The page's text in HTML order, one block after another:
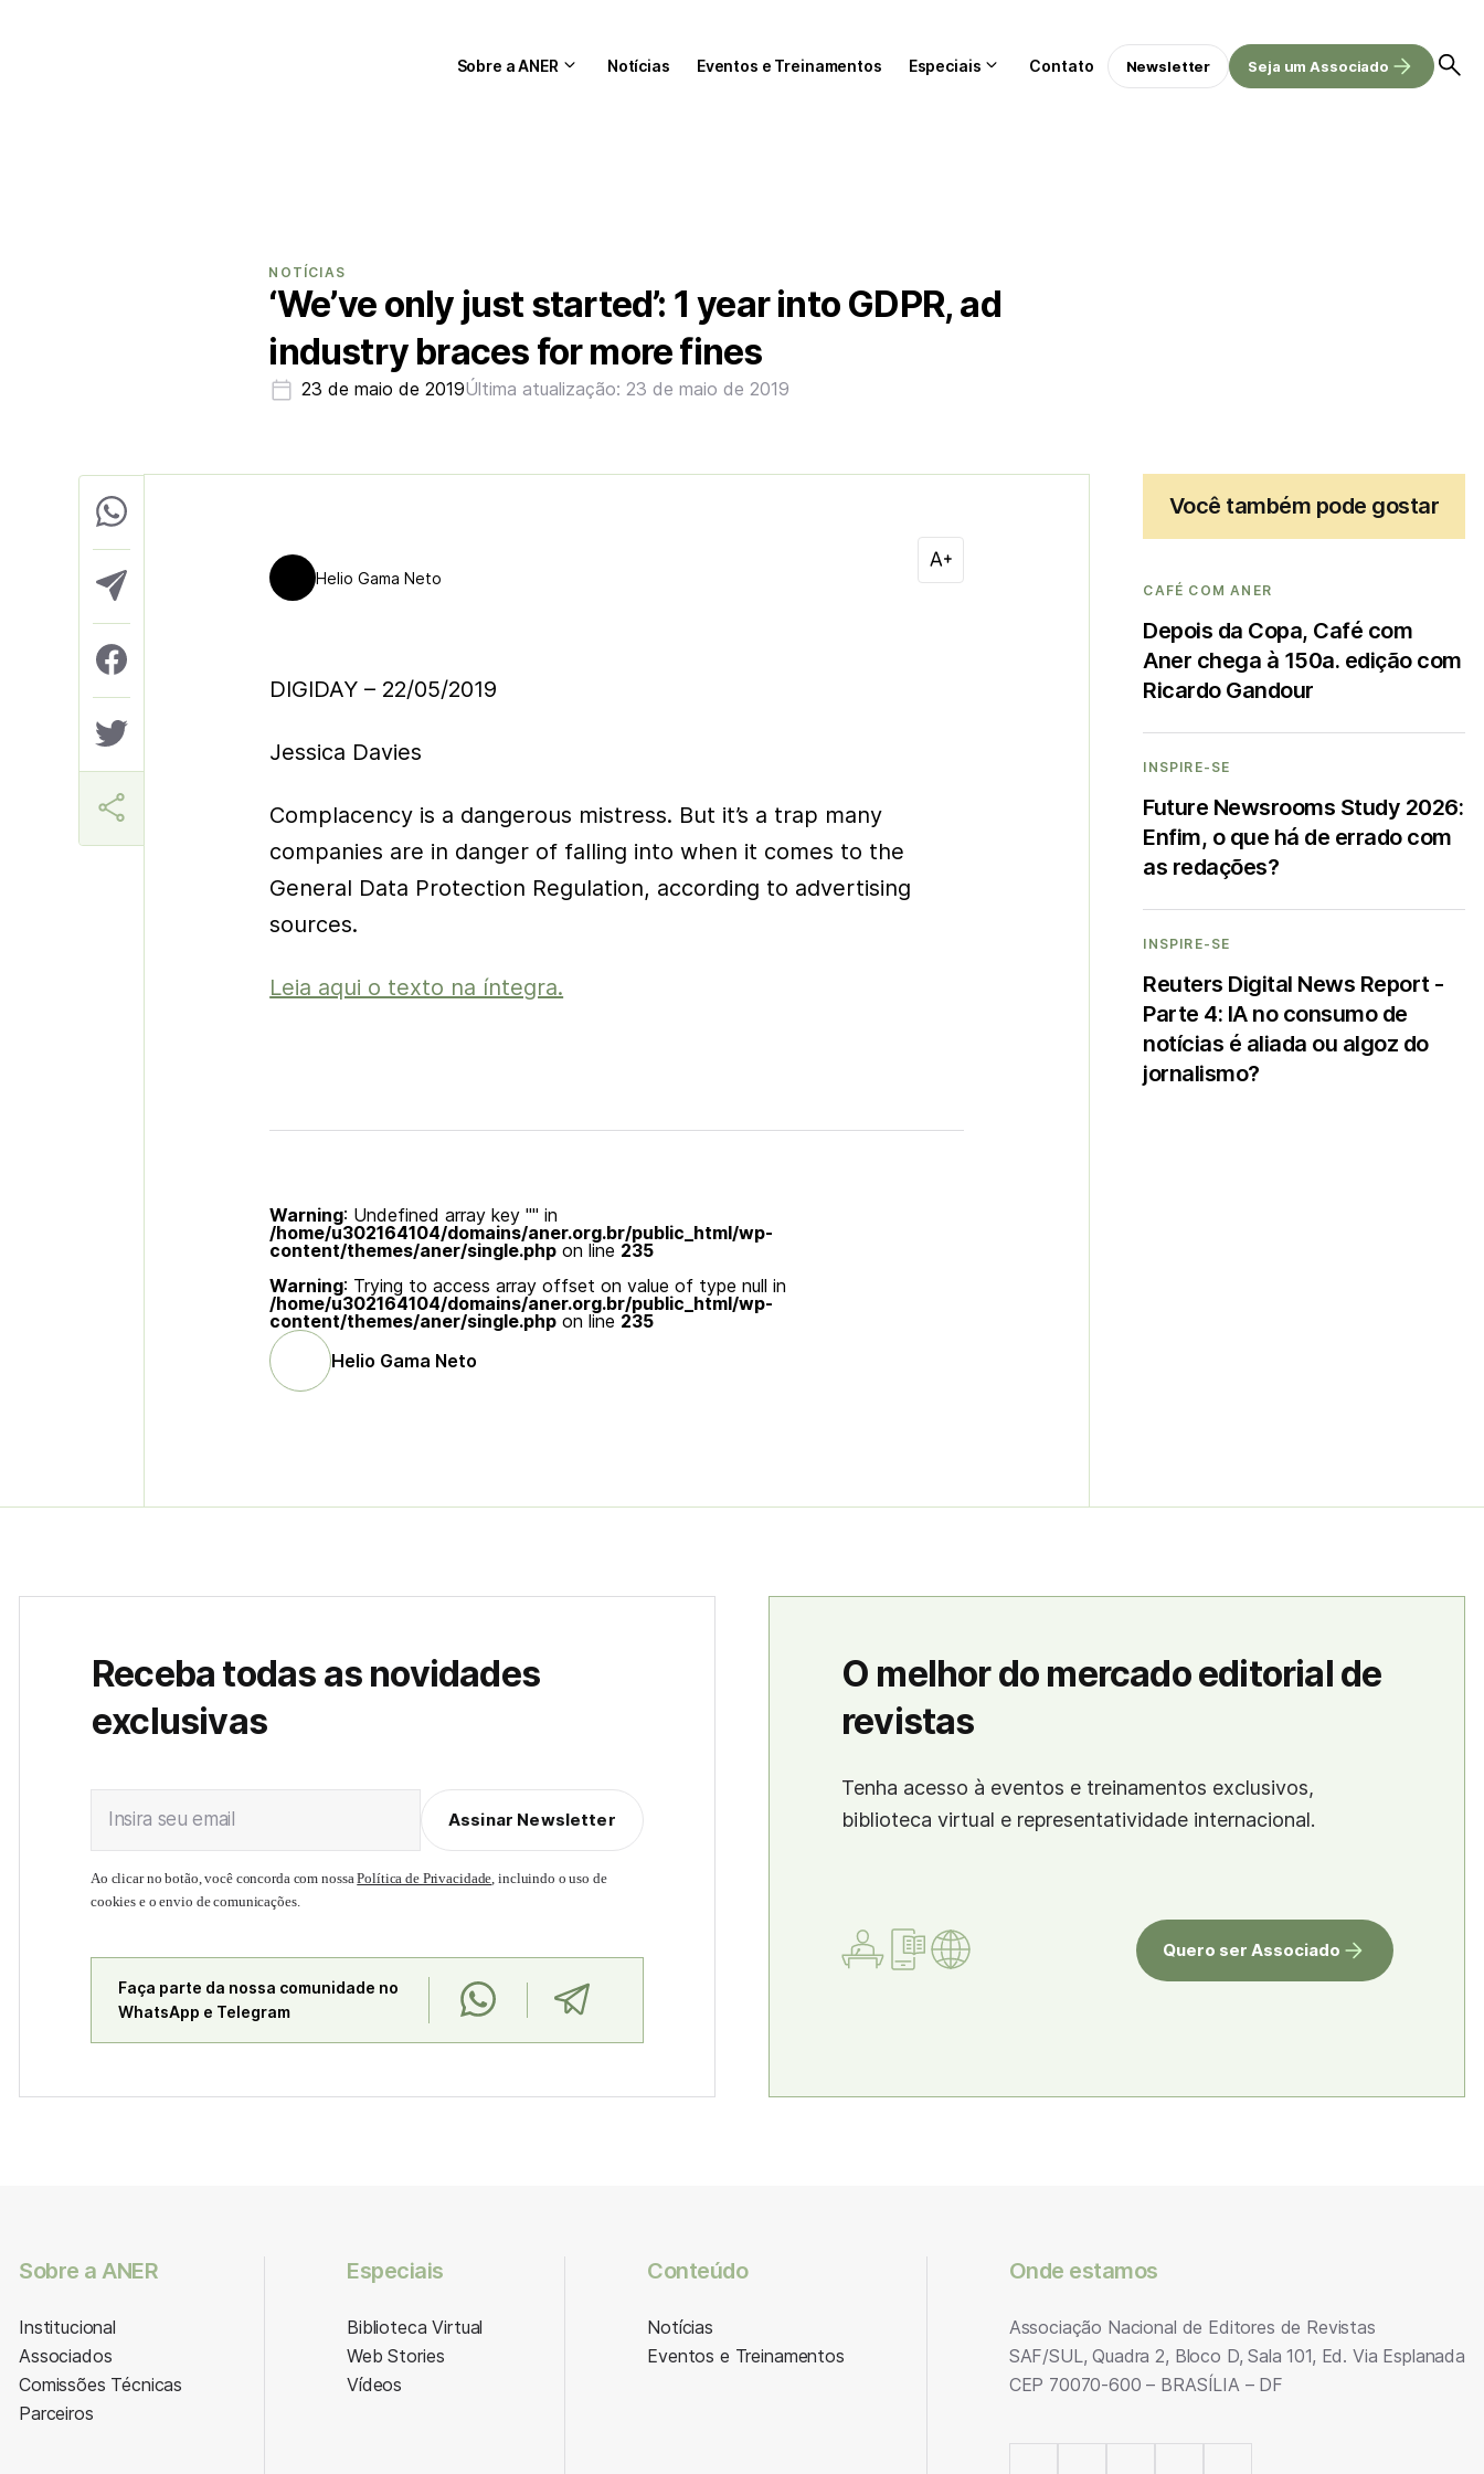
Sobre a ANER Notícias Eventos e Treinamentos Especiais Contato Newsletter Seja um Associado
NOTÍCIAS
‘We’ve only just started’: 1 year into GDPR, ad
industry braces for more fines
23 de maio de 2019Última atualização: 23 de maio de 2019
Helio Gama Neto
DIGIDAY – 22/05/2019
Jessica Davies
Complacency is a dangerous mistress. But it’s a trap many
companies are in danger of falling into when it comes to the
General Data Protection Regulation, according to advertising
sources.
Leia aqui o texto na íntegra.
Warning: Undefined array key "" in
/home/u302164104/domains/aner.org.br/public_html/wp-
content/themes/aner/single.php on line 235
Warning: Trying to access array offset on value of type null in
/home/u302164104/domains/aner.org.br/public_html/wp-
content/themes/aner/single.php on line 235
Helio Gama Neto
Você também pode gostar
CAFÉ COM ANER
Depois da Copa, Café com
Aner chega à 150a. edição com
Ricardo Gandour
INSPIRE-SE
Future Newsrooms Study 2026:
Enfim, o que há de errado com
as redações?
INSPIRE-SE
Reuters Digital News Report -
Parte 4: IA no consumo de
notícias é aliada ou algoz do
jornalismo?
Receba todas as novidades
exclusivas
Insira seu email Assinar Newsletter
Ao clicar no botão, você concorda com nossaPolítica de Privacidade, incluindo o uso de
cookies e o envio de comunicações.
Faça parte da nossa comunidade no
WhatsApp e Telegram
O melhor do mercado editorial de
revistas
Tenha acesso à eventos e treinamentos exclusivos,
biblioteca virtual e representatividade internacional.
Quero ser Associado
Sobre a ANER
Institucional
Associados
Comissões Técnicas
Parceiros
Especiais
Biblioteca Virtual
Web Stories
Vídeos
Conteúdo
Notícias
Eventos e Treinamentos
Onde estamos
Associação Nacional de Editores de Revistas
SAF/SUL, Quadra 2, Bloco D, Sala 101, Ed. Via Esplanada
CEP 70070-600 – BRASÍLIA – DF